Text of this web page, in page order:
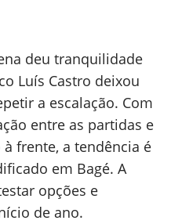
deu tranquilidade
Luís Castro deixou
a escalação. Com
entre as partidas e
frente, a tendência é
em Bagé. A
opções e
de ano.